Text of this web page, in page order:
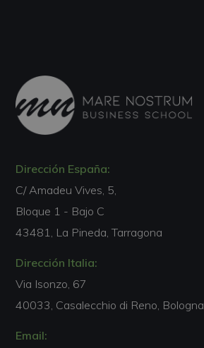
Dirección España:
C/ Amadeu Vives, 5,
Bloque 1 - Bajo C
43481, La Pineda, Tarragona
Dirección Italia:
Via Isonzo, 67
40033, Casalecchio di Reno, Bologna
Email: